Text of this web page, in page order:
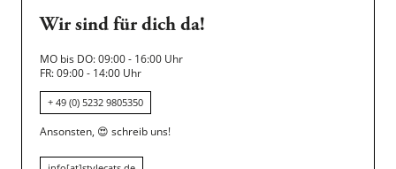
Wir sind für dich da!
MO bis DO: 09:00 - 16:00 Uhr
FR: 09:00 - 14:00 Uhr
+ 49 (0) 5232 9805350
Ansonsten, 😍 schreib uns!